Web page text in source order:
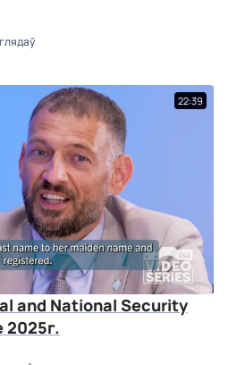
22:39
and National Security
2025г.